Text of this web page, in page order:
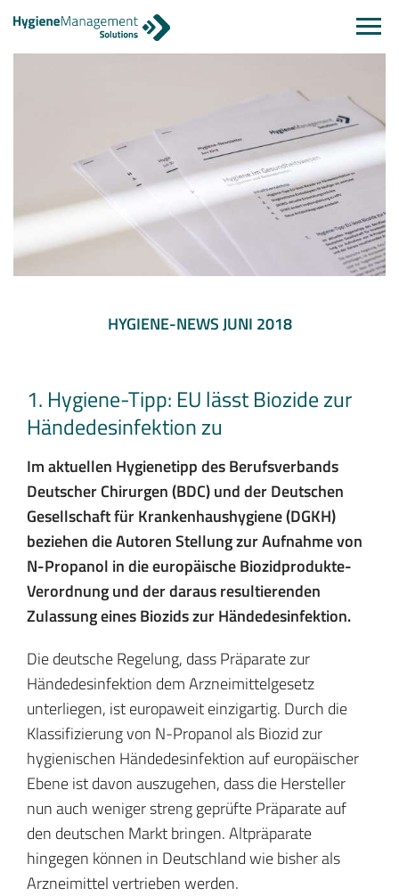
HYGIENE-NEWS JUNI 2018
1. Hygiene-Tipp: EU lässt Biozide zur
Händedesinfektion zu
Im aktuellen Hygienetipp des Berufsverbands
Deutscher Chirurgen (BDC) und der Deutschen
Gesellschaft für Krankenhaushygiene (DGKH)
beziehen die Autoren Stellung zur Aufnahme von
N-Propanol in die europäische Biozidprodukte-
Verordnung und der daraus resultierenden
Zulassung eines Biozids zur Händedesinfektion.
Die deutsche Regelung, dass Präparate zur
Händedesinfektion dem Arzneimittelgesetz
unterliegen, ist europaweit einzigartig. Durch die
Klassifizierung von N-Propanol als Biozid zur
hygienischen Händedesinfektion auf europäischer
Ebene ist davon auszugehen, dass die Hersteller
nun auch weniger streng geprüfte Präparate auf
den deutschen Markt bringen. Altpräparate
hingegen können in Deutschland wie bisher als
Arzneimittel vertrieben werden.